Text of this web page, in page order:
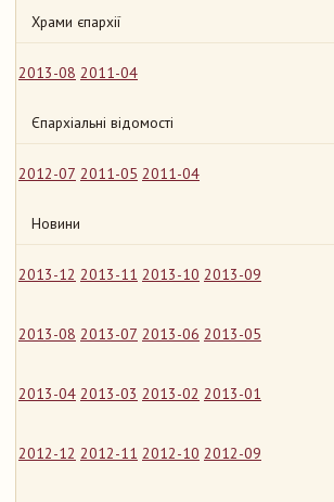
Храми єпархії
2013-08 2011-04
Єпархіальні відомості
2012-07 2011-05 2011-04
Новини
2013-12 2013-11 2013-10 2013-09
2013-08 2013-07 2013-06 2013-05
2013-04 2013-03 2013-02 2013-01
2012-12 2012-11 2012-10 2012-09